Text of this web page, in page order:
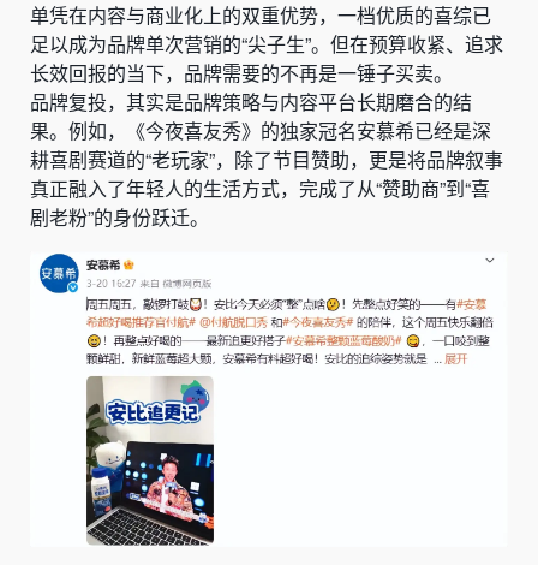
单凭在内容与商业化上的双重优势，一档优质的喜综已
足以成为品牌单次营销的“尖子生”。但在预算收紧、追求
长效回报的当下，品牌需要的不再是一锤子买卖。
品牌复投，其实是品牌策略与内容平台长期磨合的结
果。例如，《今夜喜友秀》的独家冠名安慕希已经是深
耕喜剧赛道的“老玩家”，除了节目赞助，更是将品牌叙事
真正融入了年轻人的生活方式，完成了从“赞助商”到“喜
剧老粉”的身份跃迁。